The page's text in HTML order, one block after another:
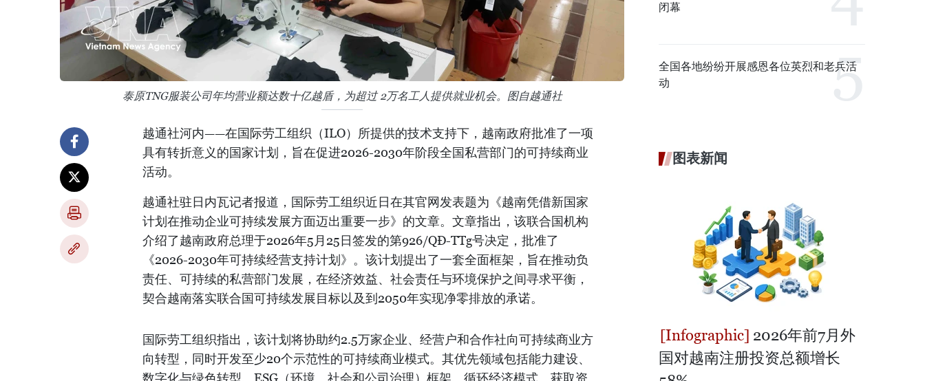
泰原TNG服装公司年均营业额达数十亿越盾，为超过 2万名工人提供就业机会。图自越通社
越通社河内——在国际劳工组织（ILO）所提供的技术支持下，越南政府批准了一项
具有转折意义的国家计划，旨在促进2026-2030年阶段全国私营部门的可持续商业
活动。
越通社驻日内瓦记者报道，国际劳工组织近日在其官网发表题为《越南凭借新国家
计划在推动企业可持续发展方面迈出重要一步》的文章。文章指出，该联合国机构
介绍了越南政府总理于2026年5月25日签发的第926/QĐ-TTg号决定，批准了
《2026-2030年可持续经营支持计划》。该计划提出了一套全面框架，旨在推动负
责任、可持续的私营部门发展，在经济效益、社会责任与环境保护之间寻求平衡，
契合越南落实联合国可持续发展目标以及到2050年实现净零排放的承诺。
国际劳工组织指出，该计划将协助约2.5万家企业、经营户和合作社向可持续商业方
向转型，同时开发至少20个示范性的可持续商业模式。其优先领域包括能力建设、
数字化与绿色转型、ESG（环境、社会和公司治理）框架、循环经济模式、获取资
闭幕
全国各地纷纷开展感恩各位英烈和老兵活
动
图表新闻
2026年前7月外
国对越南注册投资总额增长